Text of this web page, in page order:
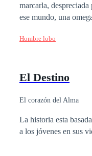
marcarla,
ese mundo, una omega como ella no
Regresa para cobrar
omega no obedece. Fue rechazada por el Alfa… pero coronada por el deseo. Y nadie volverá a decidir quién
Hombre lobo
El Destino
El corazón del Alma
La historia esta basada en el amor verdadero ,el el
a los jóvenes en sus